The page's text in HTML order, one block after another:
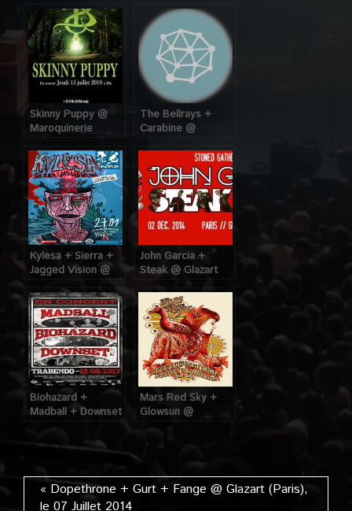
Skinny Puppy @
Maroquinerie
2010
The Bellrays +
Carabine @
(Paris), le 02 Juillet
2007
Kylesa + Sierra +
Jagged Vision @
Maroquinerie
(Paris), le 27
Janvier 2014
John Garcia +
Steak @ Glazart
(Paris) , le 02
Décembre 2014
Biohazard +
Madball + Downset
(Paris), le 12 Aout
Mars Red Sky +
Glowsun @
« Dopethrone + Gurt + Fange @ Glazart (Paris),
le 07 Juillet 2014